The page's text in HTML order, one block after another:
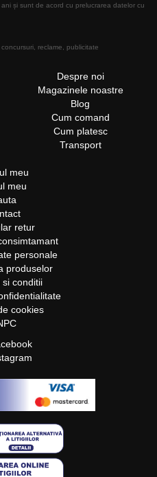
și sunt de acord cu prelucrarea datelor cu
reclame, publicitate
Despre noi
Magazinele noastre
Blog
Cum comand
Cum platesc
Transport
meu
meu
retur
personale
produselor
si conditii
cookies